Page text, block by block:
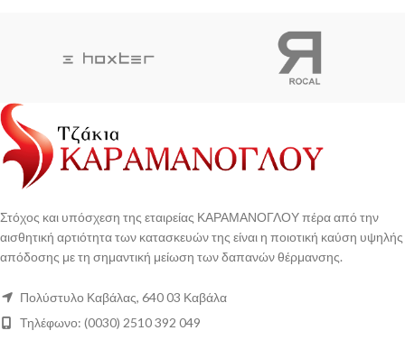
Στόχος και υπόσχεση της εταιρείας ΚΑΡΑΜΑΝΟΓΛΟΥ πέρα από την
αισθητική αρτιότητα των κατασκευών της είναι η ποιοτική καύση υψηλής
απόδοσης με τη σημαντική μείωση των δαπανών θέρμανσης.
Πολύστυλο Καβάλας, 640 03 Καβάλα
Τηλέφωνο: (0030) 2510 392 049